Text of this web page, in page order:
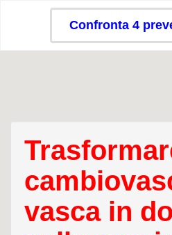
Confronta 4
vasca in